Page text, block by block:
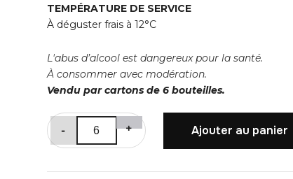
TEMPÉRATURE DE SERVICE
À déguster frais à 12°C
L'abus d’alcool est dangereux pour la santé.
À consommer avec modération.
Vendu par cartons de 6 bouteilles.
-
quantité
de
+ Ajouter au panier